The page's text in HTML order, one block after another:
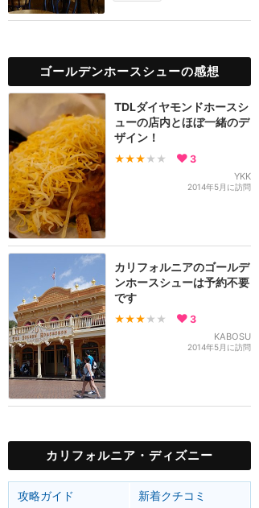
ゴールデンホースシューの感想
TDLダイヤモンドホースシ
ューの店内とほぼ一緒のデ
ザイン！
★★★ ★★ 3
YKK
2014年5月に訪問
カリフォルニアのゴールデ
ンホースシューは予約不要
です
★★★ ★★ 3
KABOSU
2014年5月に訪問
カリフォルニア・ディズニー
攻略ガイド
新着クチコミ